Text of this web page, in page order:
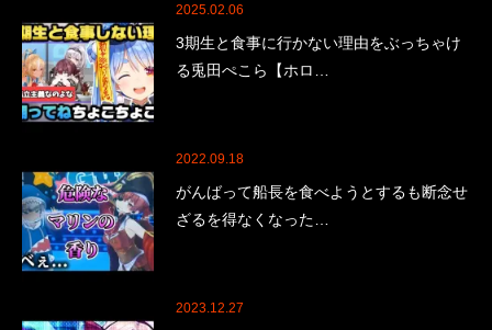
2025.02.06
3期生と食事に行かない理由をぶっちゃけ
る兎田ぺこら【ホロ…
2022.09.18
がんばって船長を食べようとするも断念せ
ざるを得なくなった…
2023.12.27